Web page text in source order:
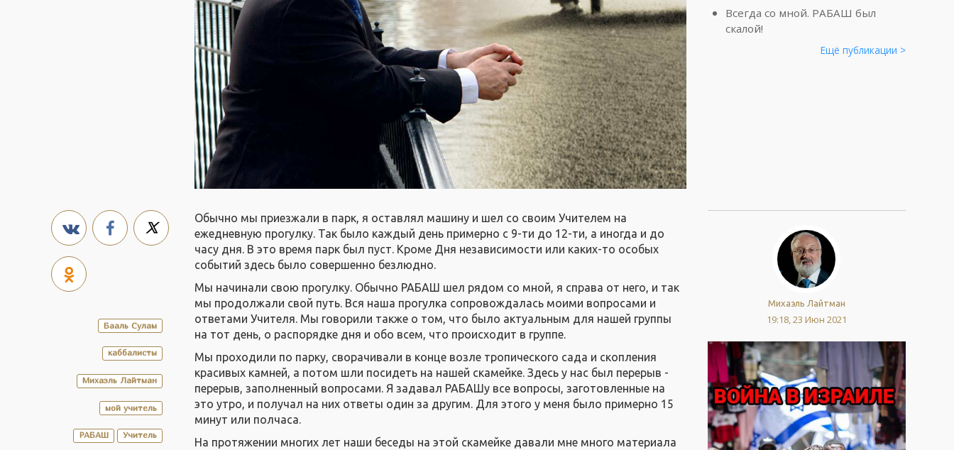
Всегда со мной. РАБАШ был
скалой!
Ещё публикации >
Бааль Сулам
каббалисты
Михаэль Лайтман
мой учитель
РАБАШ Учитель
Обычно мы приезжали в парк, я оставлял машину и шел со своим Учителем на
ежедневную прогулку. Так было каждый день примерно с 9-ти до 12-ти, а иногда и до
часу дня. В это время парк был пуст. Кроме Дня независимости или каких-то особых
событий здесь было совершенно безлюдно.
Мы начинали свою прогулку. Обычно РАБАШ шел рядом со мной, я справа от него, и так
мы продолжали свой путь. Вся наша прогулка сопровождалась моими вопросами и
ответами Учителя. Мы говорили также о том, что было актуальным для нашей группы
на тот день, о распорядке дня и обо всем, что происходит в группе.
Мы проходили по парку, сворачивали в конце возле тропического сада и скопления
красивых камней, а потом шли посидеть на нашей скамейке. Здесь у нас был перерыв -
перерыв, заполненный вопросами. Я задавал РАБАШу все вопросы, заготовленные на
это утро, и получал на них ответы один за другим. Для этого у меня было примерно 15
минут или полчаса.
На протяжении многих лет наши беседы на этой скамейке давали мне много материала
Михаэль Лайтман
19:18, 23 Июн 2021